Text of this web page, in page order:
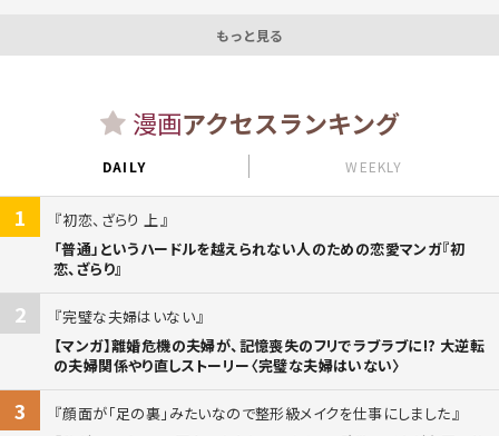
もっと見る
漫画アクセスランキング
DAILY WEEKLY
1
初恋、ざらり 上
「普通」というハードルを越えられない人のための恋愛マンガ『初
恋、ざらり』
2
完璧な夫婦はいない
【マンガ】離婚危機の夫婦が、記憶喪失のフリでラブラブに!? 大逆転
の夫婦関係やり直しストーリー〈完璧な夫婦はいない〉
3
顔面が「足の裏」みたいなので整形級メイクを仕事にしました